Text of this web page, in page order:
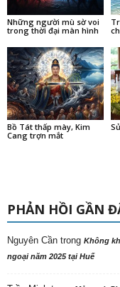
Những người mù sờ voi
trong thời đại màn hình
Bồ Tát thấp mày, Kim
Cang trợn mắt
PHẢN HỒI GẦN
Nguyên Cần trong Không
ngoại năm 2025 tại Huế